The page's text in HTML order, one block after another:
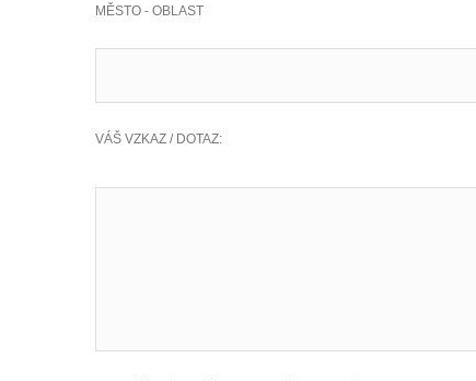
MĚSTO - OBLAST
VÁŠ VZKAZ / DOTAZ: